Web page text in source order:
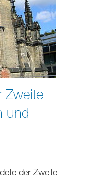
Zweite
und
der Zweite